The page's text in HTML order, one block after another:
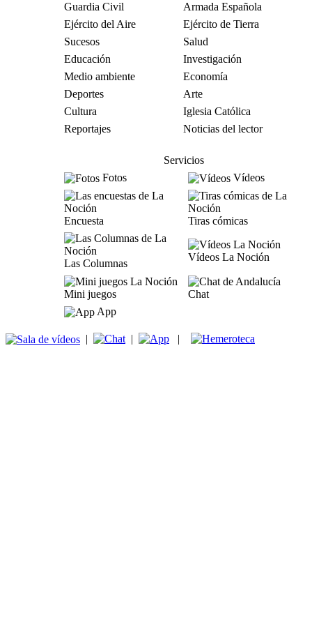
Guardia Civil
Armada Española
Ejército del Aire
Ejército de Tierra
Sucesos
Salud
Educación
Investigación
Medio ambiente
Economía
Deportes
Arte
Cultura
Iglesia Católica
Reportajes
Noticias del lector
Servicios
Fotos
Vídeos
Encuesta Tiras cómicas
Las Columnas
Vídeos La Noción
Mini juegos
Chat
App
| | |